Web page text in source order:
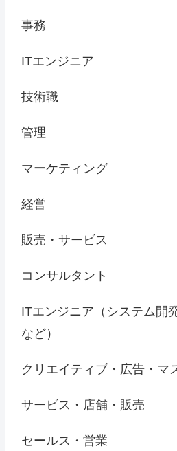
事務
ITエンジニア
技術職
管理
マーケティング
経営
販売・サービス
コンサルタント
ITエンジニア（システム開
など）
クリエイティブ・広告・マ
サービス・店舗・販売
セールス・営業